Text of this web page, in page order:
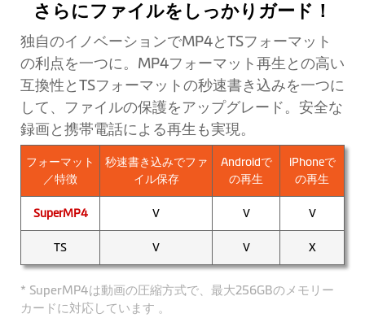
さらにファイルをしっかりガード！
独自のイノベーションでMP4とTSフォーマット
の利点を一つに。MP4フォーマット再生との高い
互換性とTSフォーマットの秒速書き込みを一つに
して、ファイルの保護をアップグレード。安全な
録画と携帯電話による再生も実現。
フォーマット
／特徴
秒速書き込みでファ
イル保存
Androidで
の再生
iPhoneで
の再生
SuperMP4 V V V
TS V V X
* SuperMP4は動画の圧縮方式で、最大256GBのメモリー
カードに対応しています 。